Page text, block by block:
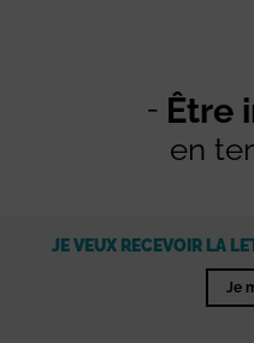
Être
en
JE VEUX RECEVOIR LA
Je